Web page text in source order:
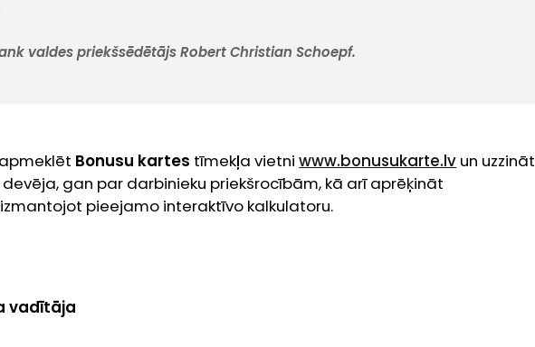
valdes priekšsēdētājs Robert Christian Schoepf.
Bonusu kartes tīmekļa vietniwww.bonusukarte.lv un uzzināt
gan par darbinieku priekšrocībām, kā arī aprēķināt
pieejamo interaktīvo kalkulatoru.
vadītāja